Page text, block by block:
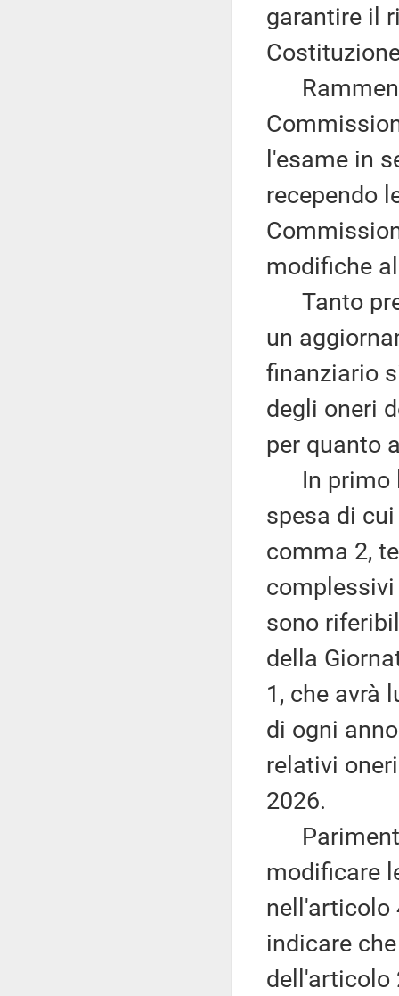
garantire il
l'esame in
recependo
modifiche
Tanto
un
finanziario
degli oneri
per quanto
In primo
spesa di
comma 2,
complessivi
sono
della
1, che avrà
di ogni
relativi
2026.
modificare
nell'articolo
indicare
dell'articolo